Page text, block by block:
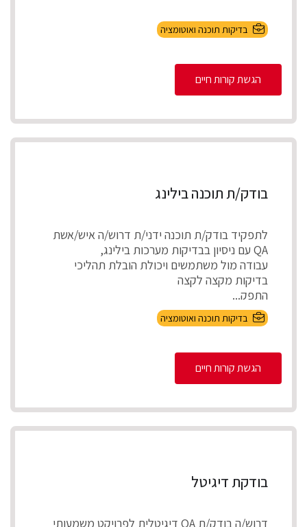
בדיקות תוכנה ואוטומציה
הגשת קורות חיים
בודק/ת תוכנה בילינג
לתפקיד בודק/ת תוכנה ידני/ת דרוש/ה איש/אשת
QA עם ניסיון בבדיקות מערכות בילינג,
עבודה מול משתמשים ויכולת הובלת תהליכי
בדיקות מקצה לקצה
התפק...
בדיקות תוכנה ואוטומציה
הגשת קורות חיים
בודקת דיגיטל
דרוש/ה בודק/ת QA דיגיטלית לפרויקט משמעותי